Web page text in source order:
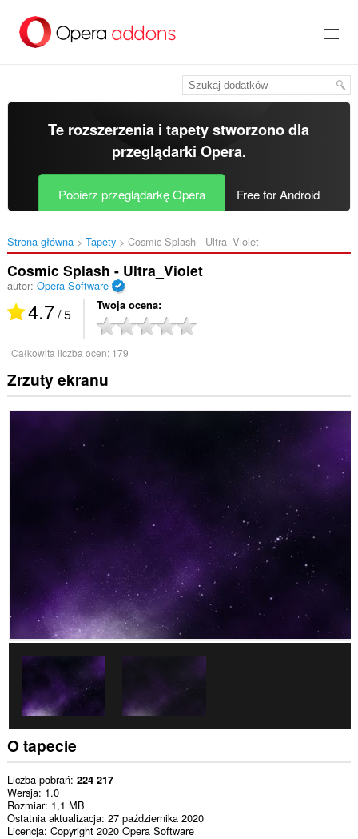
treści
Te rozszerzenia i tapety stworzono dla
przeglądarki Opera.
Pobierz przeglądarkę Opera Free for Android
Strona główna Tapety Cosmic Splash - Ultra_Violet‎
Cosmic Splash - Ultra_Violet
autor: Opera Software
4.7/ 5 Twoja ocena
Całkowita liczba ocen: 179
Zrzuty ekranu
O tapecie
Liczba pobrań 224 217
Wersja 1.0
Rozmiar 1,1 MB
Ostatnia aktualizacja 27 października 2020
Licencja Copyright 2020 Opera Software